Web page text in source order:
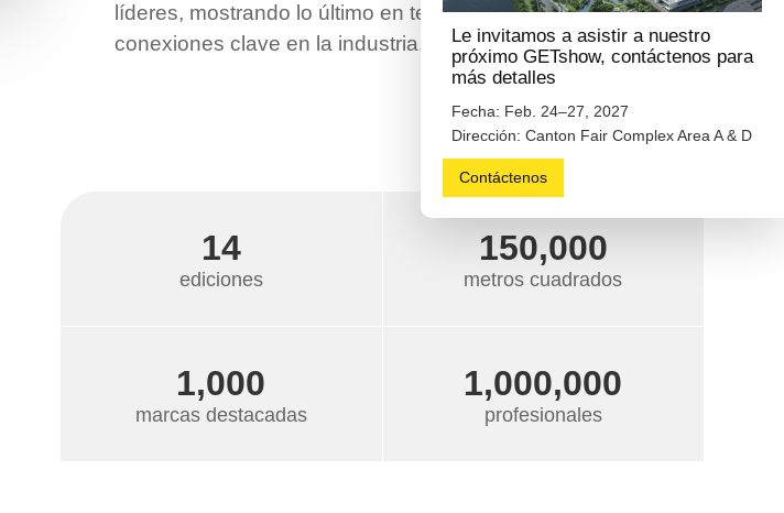
líderes, mostrando lo último en tecnología y estableciendo
conexiones clave en la industria.
14
ediciones
150,000
metros cuadrados
1,000
marcas destacadas
1,000,000
profesionales
Le invitamos a asistir a nuestro
próximo GETshow, contáctenos para
más detalles
Fecha: Feb. 24–27, 2027
Dirección: Canton Fair Complex Area A & D
Contáctenos